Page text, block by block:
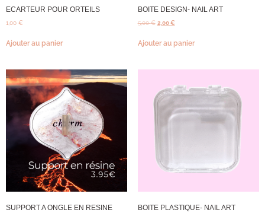
ECARTEUR POUR ORTEILS
1,00 €
Ajouter au panier
BOITE DESIGN- NAIL ART
5,00€ 2,00€
Ajouter au panier
SUPPORT A ONGLE EN RESINE BOITE PLASTIQUE- NAIL ART